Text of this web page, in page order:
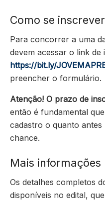
Como se
Para concorrer a uma
devem acessar o link de
https://bit.ly/
preencher o formulário.
Atenção! O prazo de
então é fundamental
cadastro o quanto
chance.
Mais informações
Os detalhes completos
disponíveis no edital,